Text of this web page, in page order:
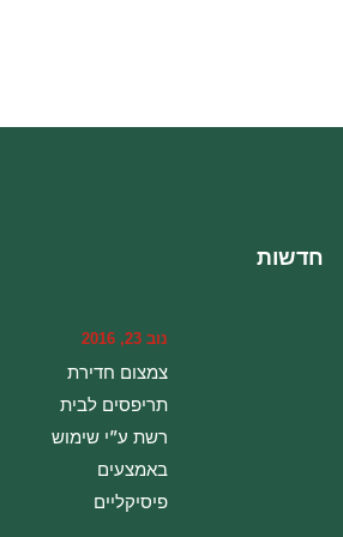
חדשות
נוב 23, 2016
צמצום חדירת
תריפסים לבית
רשת ע”י שימוש
באמצעים
פיסיקליים